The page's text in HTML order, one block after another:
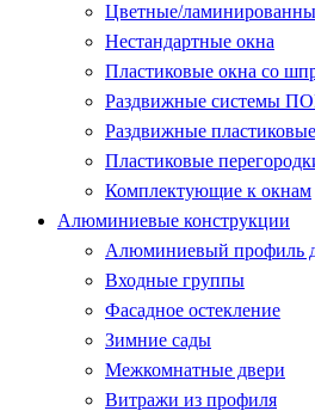
Цветные/
Нестандартные окна
Пластиковые окна со
Раздвижные системы
Раздвижные
Пластиковые
Комплектующие к окнам
Алюминиевые конструкции
Алюминиевый профиль
Входные группы
Фасадное остекление
Зимние сады
Межкомнатные двери
Витражи из профиля